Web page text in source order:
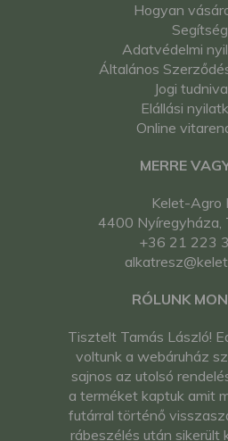
Hogyan
Segítség
Adatvédelmi
Általános
Jogi
Elállási
Online
MERRE
Kelet-Agro
4400 Nyíregyháza,
+36 21 223
RÓLUNK
Tisztelt Tamás László!
voltunk a webáruház
sajnos az utolsó
a terméket kaptuk amit
futárral történő
rábeszélés után sikerült